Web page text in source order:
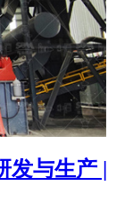
发与生产 |